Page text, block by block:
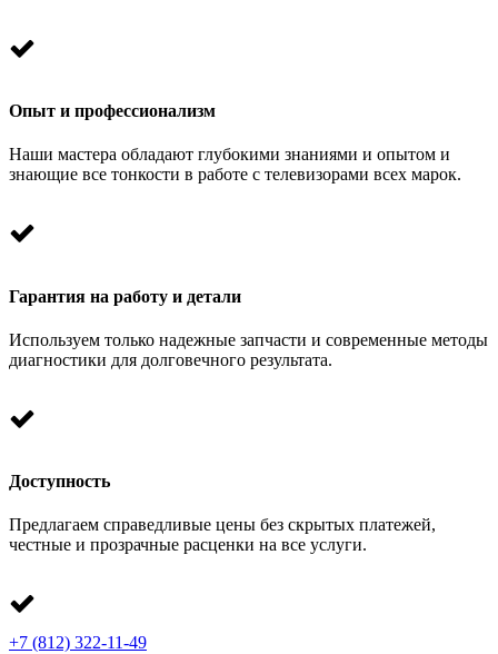
Опыт и профессионализм
Наши мастера обладают глубокими знаниями и опытом и
знающие все тонкости в работе с телевизорами всех марок.
Гарантия на работу и детали
Используем только надежные запчасти и современные методы
диагностики для долговечного результата.
Доступность
Предлагаем справедливые цены без скрытых платежей,
честные и прозрачные расценки на все услуги.
+7 (812) 322-11-49